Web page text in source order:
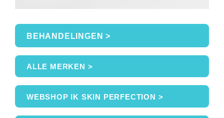
BEHANDELINGEN >
ALLE MERKEN >
WEBSHOP IK SKIN PERFECTION >